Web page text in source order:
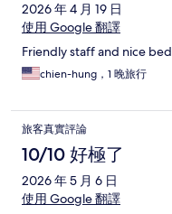
2026 年 4 月 19 日
使用 Google 翻譯
Friendly staff and nice bed
chien-hung，1 晚旅行
旅客真實評論
10/10 好極了
2026 年 5 月 6 日
使用 Google 翻譯